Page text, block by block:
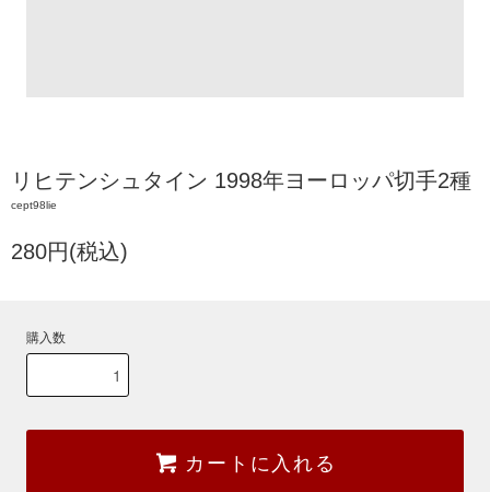
リヒテンシュタイン 1998年ヨーロッパ切手2種
cept98lie
280円(税込)
購入数
カートに入れる